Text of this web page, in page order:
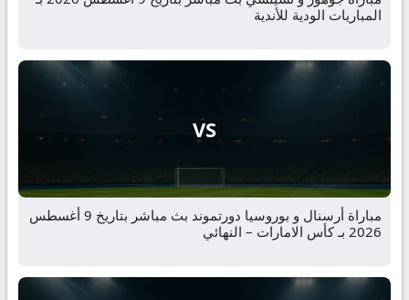
المباريات الودية للأندية
VS
مباراة أرسنال و بوروسيا دورتموند بث مباشر بتاريخ 9 أغسطس
2026 بـ كأس الامارات – النهائي